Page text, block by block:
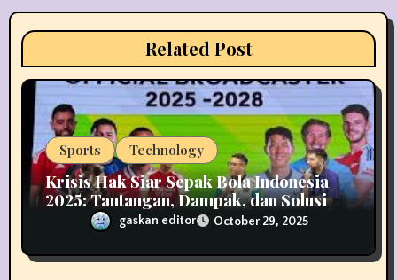
i
o
n
Related Post
Sports Technology
Krisis Hak Siar Sepak Bola Indonesia
2025: Tantangan, Dampak, dan Solusi
Industri Mediagaskan editor October 29, 2025